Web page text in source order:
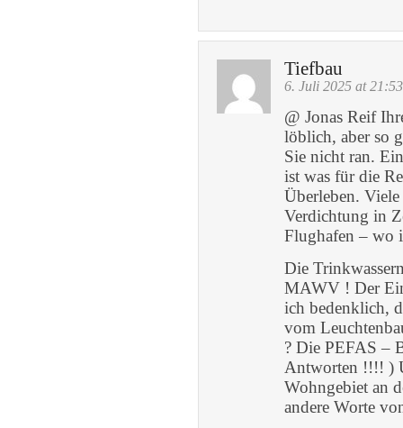
Tiefbau
6. Juli 2025 at 21:53
@ Jonas Reif
löblich, aber so
Sie nicht ran.
ist was für die
Überleben.
Verdichtung in
Flughafen – wo
Die
MAWV ! Der
ich bedenklich,
vom
? Die PEFAS –
Antworten !!!! )
Wohngebiet an
andere Worte